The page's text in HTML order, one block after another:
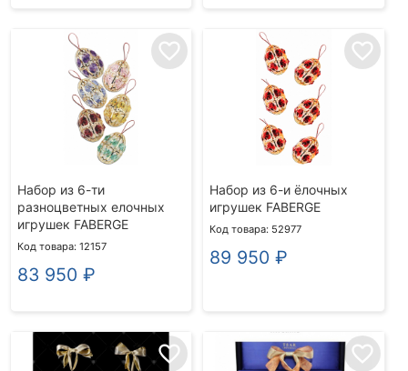
favorite_border
Набор из 6-ти
разноцветных елочных
игрушек FABERGE
Код товара: 12157
83 950 ₽
favorite_border
Набор из 6-и ёлочных
игрушек FABERGE
Код товара: 52977
89 950 ₽
favorite_border favorite_border